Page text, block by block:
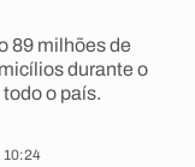
89 milhões de
durante o
o país.
10:24